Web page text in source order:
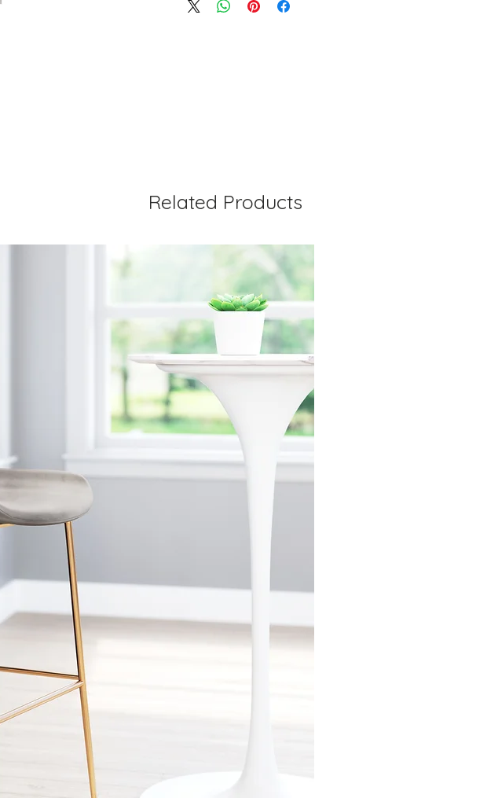
PRODUCT, THAT IS IN ORIGINAL PACKAGING with
Related Products